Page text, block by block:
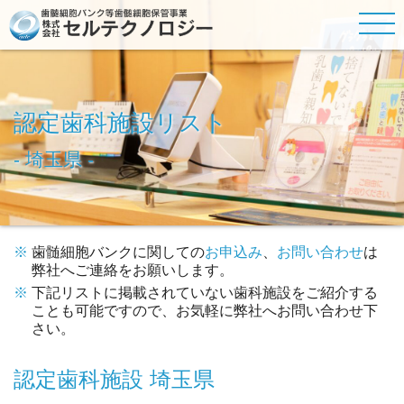
認定歯科施設リスト
- 埼玉県 -
歯髄細胞バンク に関してのお申込み お問い合わせは
弊社へご連絡をお願いします。
下記リストに掲載されていない歯科施設をご紹介する
ことも可能ですので、お気軽に弊社へお問い合わせ下
さい。
認定歯科施設 埼玉県